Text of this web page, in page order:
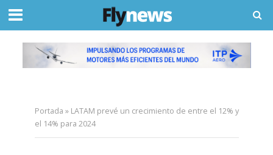
Portada » LATAM prevé un crecimiento de entre el 12% y
el 14% para 2024